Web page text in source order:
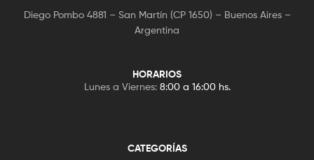
Diego Pombo 4881 – San Martín (CP 1650) – Buenos Aires –
Argentina
HORARIOS
Lunes a Viernes: 8:00 a 16:00 hs.
CATEGORÍAS